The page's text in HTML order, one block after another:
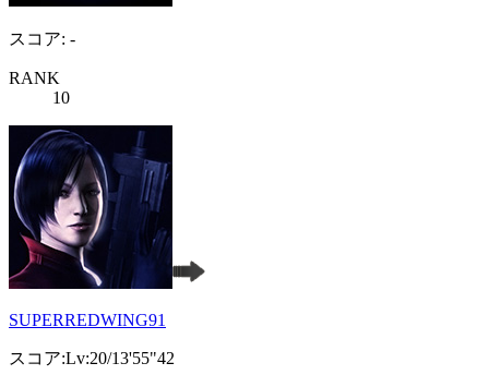
スコア: -
RANK
10
SUPERREDWING91
スコア:Lv:20/13'55"42